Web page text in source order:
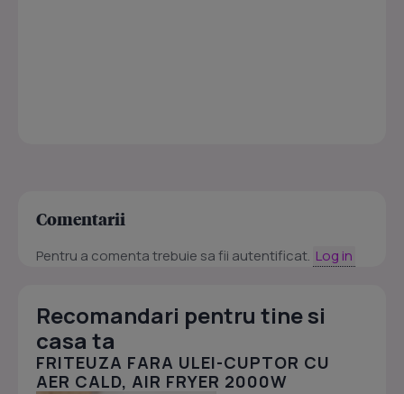
Comentarii
Pentru a comenta trebuie sa fii autentificat. Log in
Recomandari pentru tine si
casa ta
FRITEUZA FARA ULEI-CUPTOR CU
AER CALD, AIR FRYER 2000W